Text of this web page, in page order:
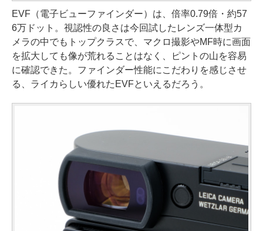
EVF（電子ビューファインダー）は、倍率0.79倍・約57
6万ドット。視認性の良さは今回試したレンズ一体型カ
メラの中でもトップクラスで、マクロ撮影やMF時に画面
を拡大しても像が荒れることはなく、ピントの山を容易
に確認できた。ファインダー性能にこだわりを感じさせ
る、ライカらしい優れたEVFといえるだろう。